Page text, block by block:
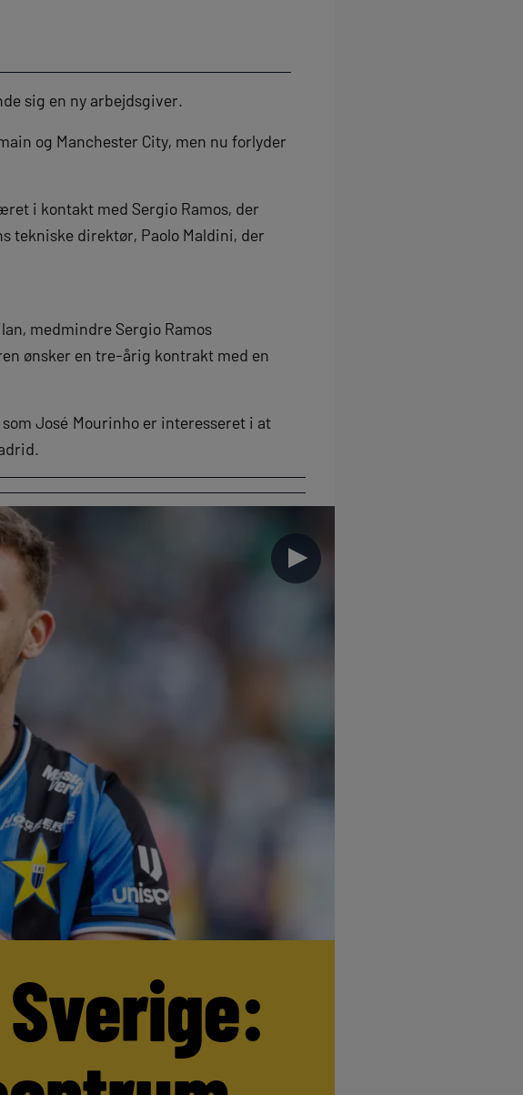
sig en ny arbejdsgiver.
og Manchester City, men nu forlyder
i kontakt med Sergio Ramos, der
tekniske direktør, Paolo Maldini, der
medmindre Sergio Ramos
ønsker en tre-årig kontrakt med en
José Mourinho er interesseret i at
►